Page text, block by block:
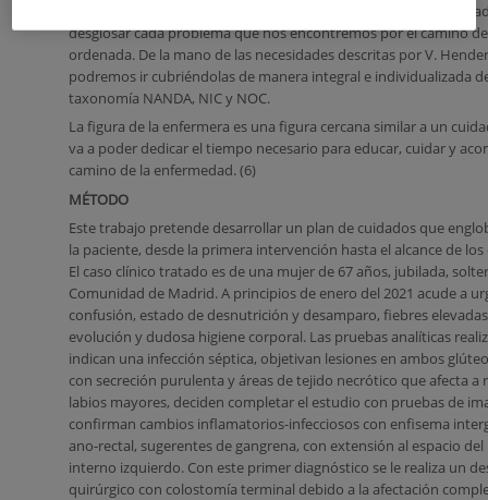
Gracias a la existencia de guías y planes de cuidados
desglosar cada problema que nos encontremos por el camino
ordenada. De la mano de las necesidades descritas por V.
podremos ir cubriéndolas de manera integral e individualizada
taxonomía NANDA, NIC y NOC.
La figura de la enfermera es una figura cercana similar a un
va a poder dedicar el tiempo necesario para educar, cuidar y
camino de la enfermedad. (6)
MÉTODO
Este trabajo pretende desarrollar un plan de cuidados que
la paciente, desde la primera intervención hasta el alcance de
El caso clínico tratado es de una mujer de 67 años, jubilada,
Comunidad de Madrid. A principios de enero del 2021 acude a
confusión, estado de desnutrición y desamparo, fiebres
evolución y dudosa higiene corporal. Las pruebas analíticas
indican una infección séptica, objetivan lesiones en ambos
con secreción purulenta y áreas de tejido necrótico que afecta a
labios mayores, deciden completar el estudio con pruebas de
confirman cambios inflamatorios-infecciosos con enfisema
ano-rectal, sugerentes de gangrena, con extensión al espacio
interno izquierdo. Con este primer diagnóstico se le realiza un
quirúrgico con colostomía terminal debido a la afectación